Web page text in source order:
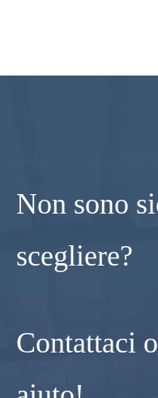
Non sono
scegliere?
Contattaci